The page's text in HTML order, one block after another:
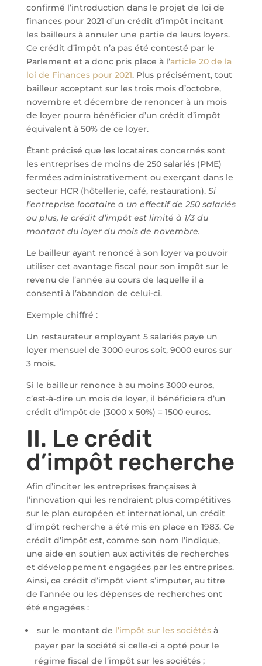
confirmé l’introduction dans le projet de loi de
finances pour 2021 d’un crédit d’impôt incitant
les bailleurs à annuler une partie de leurs loyers.
Ce crédit d’impôt n’a pas été contesté par le
Parlement et a donc pris place à l’article 20 de la
loi de Finances pour 2021. Plus précisément, tout
bailleur acceptant sur les trois mois d’octobre,
novembre et décembre de renoncer à un mois
de loyer pourra bénéficier d’un crédit d’impôt
équivalent à 50% de ce loyer.
Étant précisé que les locataires concernés sont
les entreprises de moins de 250 salariés (PME)
fermées administrativement ou exerçant dans le
secteur HCR (hôtellerie, café, restauration).Si
l’entreprise locataire a un effectif de 250 salariés
ou plus, le crédit d’impôt est limité à 1/3 du
montant du loyer du mois de novembre.
Le bailleur ayant renoncé à son loyer va pouvoir
utiliser cet avantage fiscal pour son impôt sur le
revenu de l’année au cours de laquelle il a
consenti à l’abandon de celui-ci.
Exemple chiffré :
Un restaurateur employant 5 salariés paye un
loyer mensuel de 3000 euros soit, 9000 euros sur
3 mois.
Si le bailleur renonce à au moins 3000 euros,
c’est-à-dire un mois de loyer, il bénéficiera d’un
crédit d’impôt de (3000 x 50%) = 1500 euros.
II. Le crédit
d’impôt recherche
Afin d’inciter les entreprises françaises à
l’innovation qui les rendraient plus compétitives
sur le plan européen et international, un crédit
d’impôt recherche a été mis en place en 1983. Ce
crédit d’impôt est, comme son nom l’indique,
une aide en soutien aux activités de recherches
et développement engagées par les entreprises.
Ainsi, ce crédit d’impôt vient s’imputer, au titre
de l’année ou les dépenses de recherches ont
été engagées :
sur le montant de l’impôt sur les sociétésà
payer par la société si celle-ci a opté pour le
régime fiscal de l’impôt sur les sociétés ;